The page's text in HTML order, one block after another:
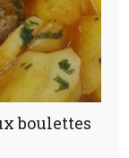
boulettes